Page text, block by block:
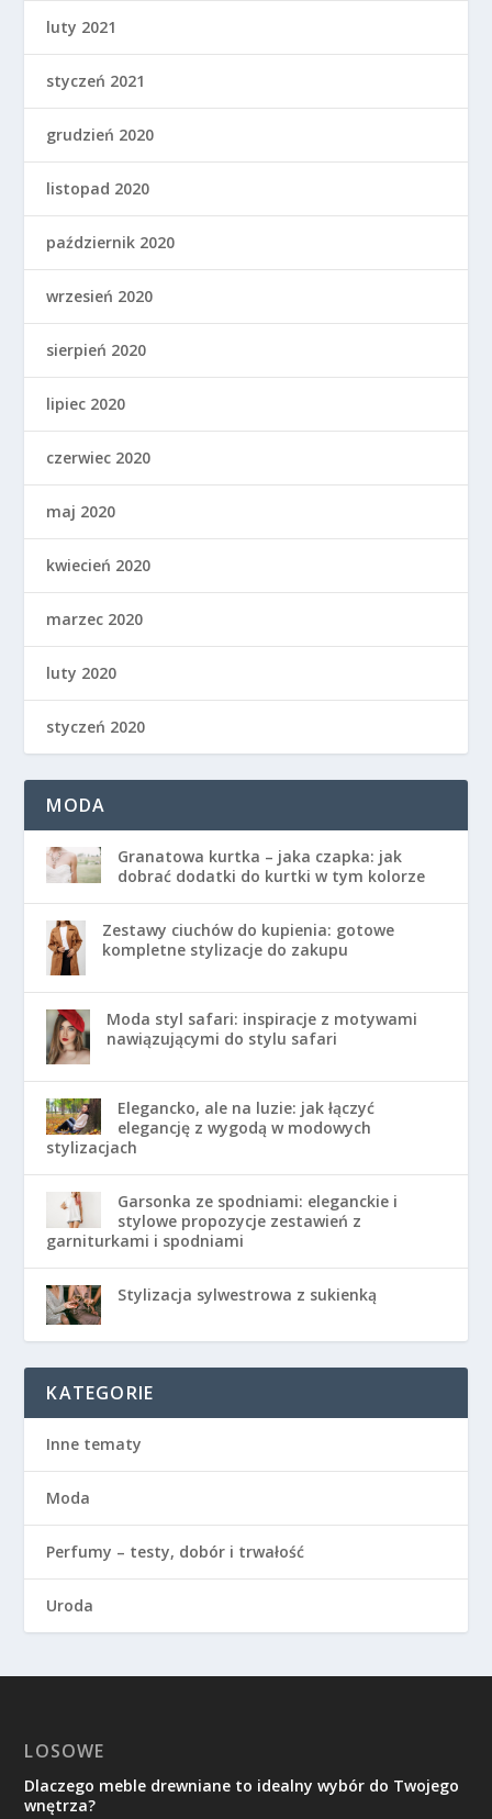
luty 2021
styczeń 2021
grudzień 2020
listopad 2020
październik 2020
wrzesień 2020
sierpień 2020
lipiec 2020
czerwiec 2020
maj 2020
kwiecień 2020
marzec 2020
luty 2020
styczeń 2020
MODA
Granatowa kurtka – jaka czapka: jak
dobrać dodatki do kurtki w tym kolorze
Zestawy ciuchów do kupienia: gotowe
kompletne stylizacje do zakupu
Moda styl safari: inspiracje z motywami
nawiązującymi do stylu safari
Elegancko, ale na luzie: jak łączyć
elegancję z wygodą w modowych
stylizacjach
Garsonka ze spodniami: eleganckie i
stylowe propozycje zestawień z
garniturkami i spodniami
Stylizacja sylwestrowa z sukienką
KATEGORIE
Inne tematy
Moda
Perfumy – testy, dobór i trwałość
Uroda
LOSOWE
Dlaczego meble drewniane to idealny wybór do Twojego
wnętrza?